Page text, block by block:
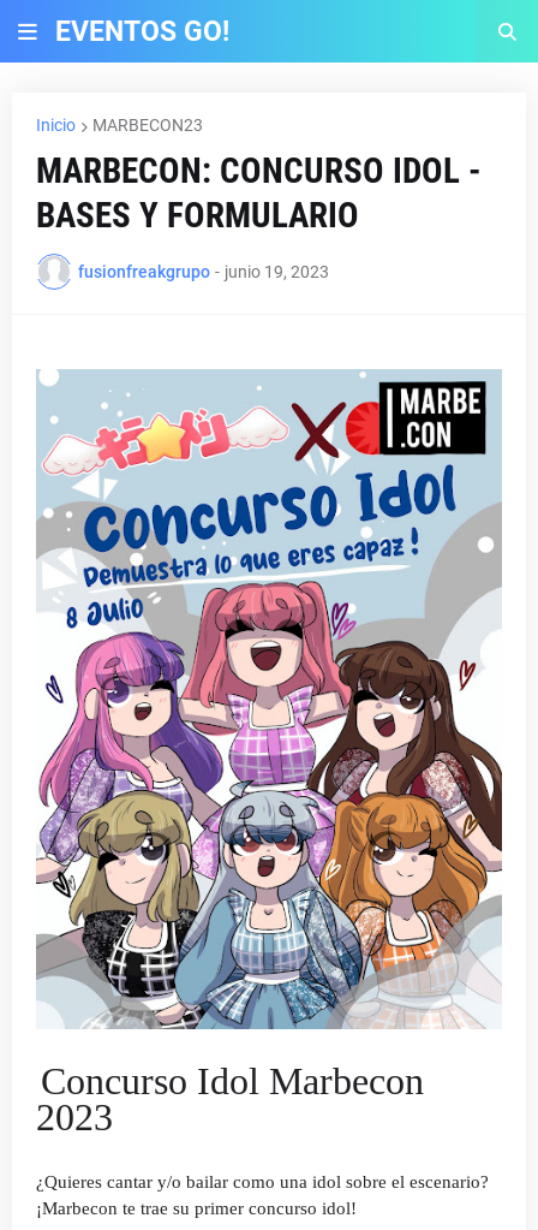
EVENTOS GO!
Inicio MARBECON23
MARBECON: CONCURSO IDOL -
BASES Y FORMULARIO
fusionfreakgrupo - junio 19, 2023
Concurso Idol Marbecon
2023
¿Quieres cantar y/o bailar como una idol sobre el escenario?
¡Marbecon te trae su primer concurso idol!